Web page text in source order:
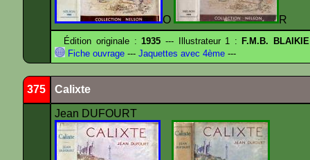
O R
Édition originale :1935 --- Illustrateur 1 : F.M.B.
Fiche ouvrage --- Jaquettes avec 4ème ---
375 Calixte
Jean DUFOURT